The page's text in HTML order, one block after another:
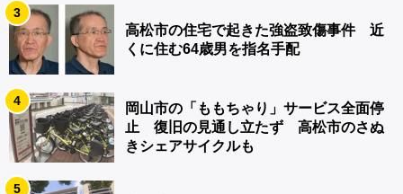
3
高松市の住宅で起きた強盗致傷事件 近
くに住む64歳男を指名手配
4
岡山市の「ももちゃり」サービス全面停
止 復旧の見通し立たず 高松市のさぬ
きシェアサイクルも
5